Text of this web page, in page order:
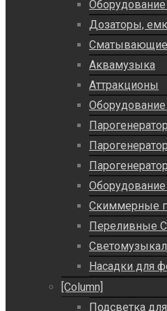
Дозаторы,
Сматывающие
Аквамузыка
Аттракционы
Скиммерные
Переливные
Насадки для
[Column]
Подсветка